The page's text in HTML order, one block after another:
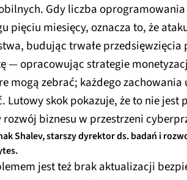
Gdy liczba
pięciu miesięcy, oznacza to, że
budując trwałe przedsięwzięcia
— opracowując strategie
mogą zebrać; każdego
Lutowy skok pokazuje, że to nie jest
biznesu w przestrzeni
Shalev, starszy dyrektor ds. badań i
jest też brak aktualizacji